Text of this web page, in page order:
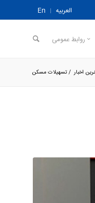
العربیه En
روابط عمومی
اخبار /تسهیلات مسکن